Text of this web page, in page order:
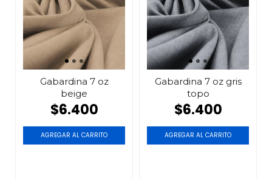
Gabardina 7 oz
beige
$6.400
AGREGAR AL CARRITO
Gabardina 7 oz gris
topo
$6.400
AGREGAR AL CARRITO